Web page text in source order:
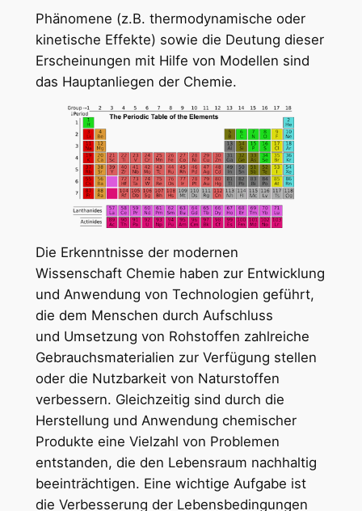
Phänomene (z.B. thermodynamische oder
kinetische Effekte) sowie die Deutung dieser
Erscheinungen mit Hilfe von Modellen sind
das Hauptanliegen der Chemie.
Die Erkenntnisse der modernen
Wissenschaft Chemie haben zur Entwicklung
und Anwendung von Technologien geführt,
die dem Menschen durch Aufschluss
und Umsetzung von Rohstoffen zahlreiche
Gebrauchsmaterialien zur Verfügung stellen
oder die Nutzbarkeit von Naturstoffen
verbessern. Gleichzeitig sind durch die
Herstellung und Anwendung chemischer
Produkte eine Vielzahl von Problemen
entstanden, die den Lebensraum nachhaltig
beeinträchtigen. Eine wichtige Aufgabe ist
die Verbesserung der Lebensbedingungen